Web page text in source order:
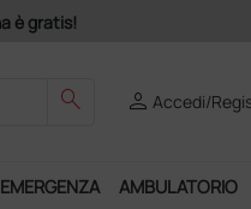
search personAccedi/
EMERGENZA AMBULATORIO